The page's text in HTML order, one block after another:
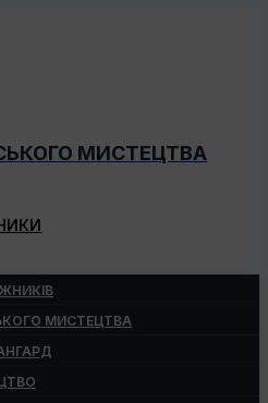
МИСТЕЦТВА
МИСТЕЦТВА